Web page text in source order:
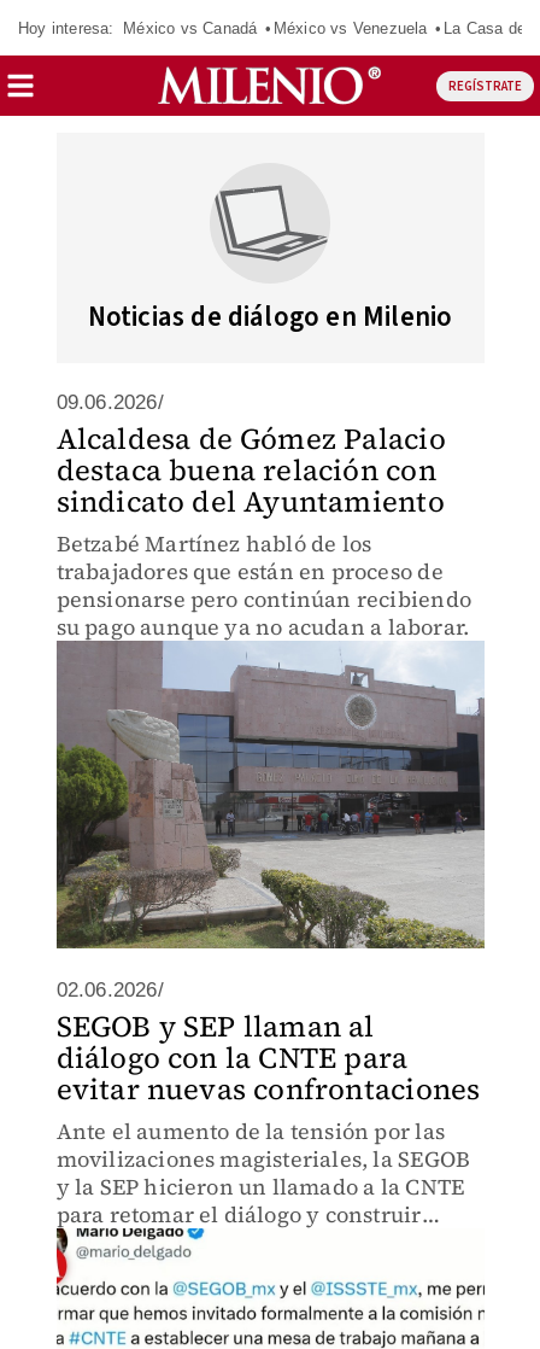
Hoy interesa: México vs Canadá México vs Venezuela La Casa de
REGÍSTRATE
Noticias de diálogo en Milenio
09.06.2026/
Alcaldesa de Gómez Palacio
destaca buena relación con
sindicato del Ayuntamiento
Betzabé Martínez habló de los
trabajadores que están en proceso de
pensionarse pero continúan recibiendo
su pago aunque ya no acudan a laborar.
02.06.2026/
SEGOB y SEP llaman al
diálogo con la CNTE para
evitar nuevas confrontaciones
Ante el aumento de la tensión por las
movilizaciones magisteriales, la SEGOB
y la SEP hicieron un llamado a la CNTE
para retomar el diálogo y construir
acuerdos que permitan resolver el
conflicto.